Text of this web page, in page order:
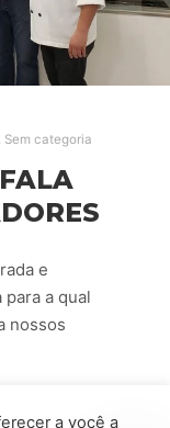
Sem categoria
e
a qual
nossos
a você a